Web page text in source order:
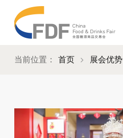
当前位置： 首页 展会优势